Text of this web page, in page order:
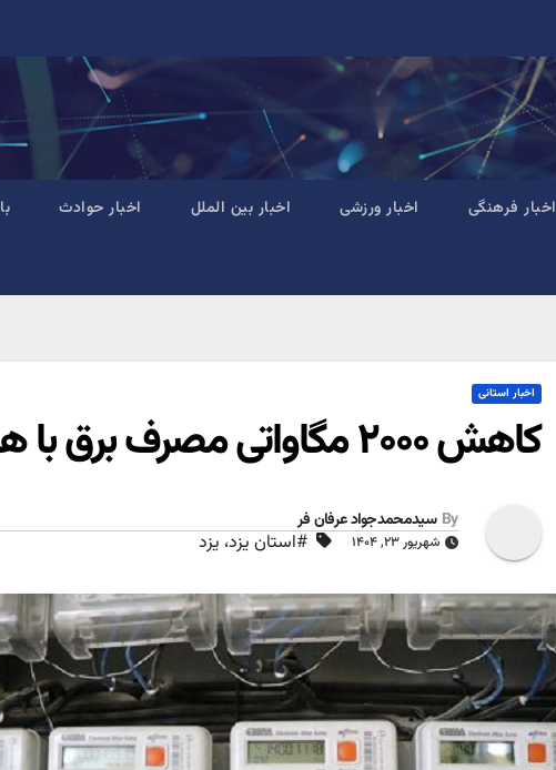
اخبار فرهنگی اخبار ورزشی اخبار بین الملل اخبار حوادث
اخبار استانی
کاهش ۲۰۰۰ مگاواتی مصرف برق با هوشمندسازی کنتورهای برق
By سیدمحمدجواد عرفان فر
شهریور ۲۳, ۱۴۰۴ #استان یزد، یزد